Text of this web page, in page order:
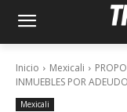
Inicio Mexicali
INMUEBLES POR
Mexicali